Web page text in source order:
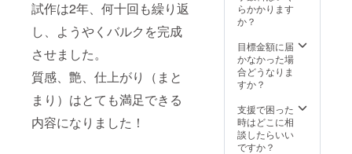
試作は2年、何十回も繰り返
し、ようやくバルクを完成
させました。
質感、艶、仕上がり（まと
まり）はとても満足できる
内容になりました！
付開始
につき
て、ク
ラウド
ファン
ディン
後、
2020年
5月末迄
にご予
品
「Liruk
MINER
AL
Conditi
oner」
ka
NATUR
AL OIL
Shamp
らかかります
か？
目標金額に届
かなかった場
合どうなりま
すか？
支援で困った
時はどこに相
談したらいい
ですか？